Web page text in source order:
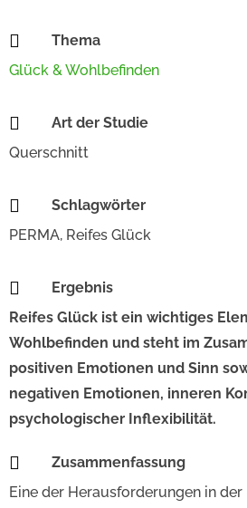

Thema
Glück & Wohlbefinden

Art der Studie
Querschnitt

Schlagwörter
PERMA, Reifes Glück

Ergebnis
Reifes Glück ist ein wichtiges
Wohlbefinden und steht im
positiven Emotionen und Sinn
negativen Emotionen, inneren
psychologischer Inflexibilität.

Zusammenfassung
Eine der Herausforderungen in der